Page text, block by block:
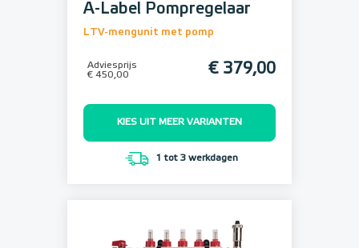
A-Label Pompregelaar
LTV-mengunit met pomp
Adviesprijs
€ 450,00
€ 379,00
KIES UIT MEER VARIANTEN
1 tot 3 werkdagen